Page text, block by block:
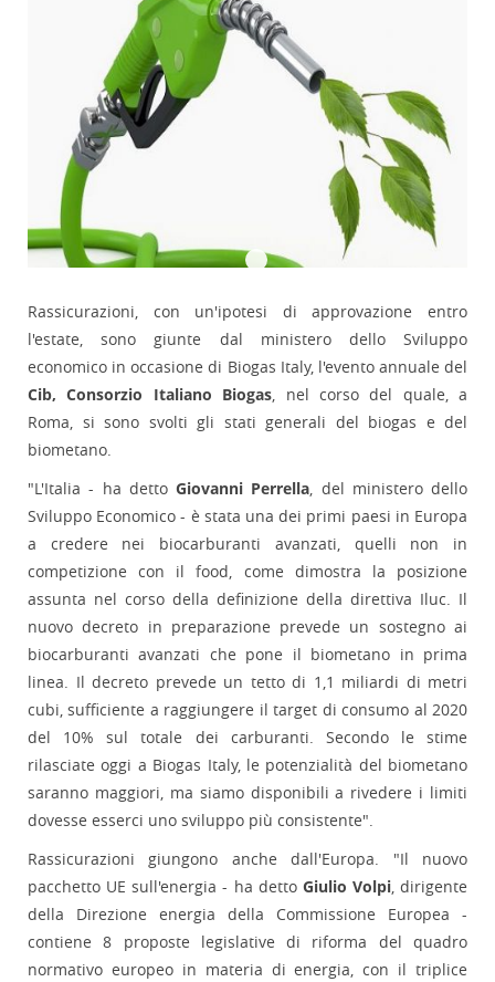
Rassicurazioni, con un'ipotesi di approvazione entro
l'estate, sono giunte dal ministero dello Sviluppo
economico in occasione di Biogas Italy, l'evento annuale del
Cib, Consorzio Italiano Biogas, nel corso del quale, a
Roma, si sono svolti gli stati generali del biogas e del
biometano.
"L'Italia - ha detto Giovanni Perrella, del ministero dello
Sviluppo Economico - è stata una dei primi paesi in Europa
a credere nei biocarburanti avanzati, quelli non in
competizione con il food, come dimostra la posizione
assunta nel corso della definizione della direttiva Iluc. Il
nuovo decreto in preparazione prevede un sostegno ai
biocarburanti avanzati che pone il biometano in prima
linea. Il decreto prevede un tetto di 1,1 miliardi di metri
cubi, sufficiente a raggiungere il target di consumo al 2020
del 10% sul totale dei carburanti. Secondo le stime
rilasciate oggi a Biogas Italy, le potenzialità del biometano
saranno maggiori, ma siamo disponibili a rivedere i limiti
dovesse esserci uno sviluppo più consistente".
Rassicurazioni giungono anche dall'Europa. "Il nuovo
pacchetto UE sull'energia - ha detto Giulio Volpi, dirigente
della Direzione energia della Commissione Europea -
contiene 8 proposte legislative di riforma del quadro
normativo europeo in materia di energia, con il triplice